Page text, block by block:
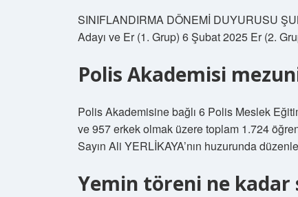
SINIFLANDIRMA DÖNEMİ DUYURUSU
Adayı ve Er (1. Grup) 6 Şubat 2025 Er (2.
Polis Akademisi
Polis Akademisine bağlı 6 Polis Meslek
ve 957 erkek olmak üzere toplam 1.724
Sayın Ali YERLİKAYA’nın huzurunda
Yemin töreni ne kadar